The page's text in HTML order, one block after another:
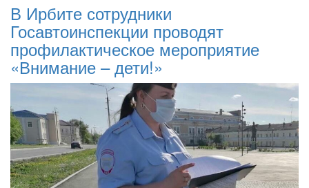
В Ирбите сотрудники
Госавтоинспекции проводят
профилактическое мероприятие
«Внимание – дети!»